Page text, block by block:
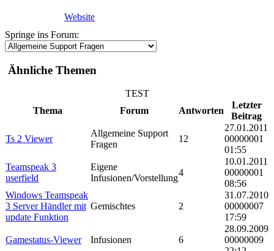
Website
Springe ins Forum:
Ähnliche Themen
TEST
Thema
Forum Antworten
Letzter
Beitrag
Ts 2 Viewer
Allgemeine Support
Fragen
12
27.01.2011
00000001
01:55
Teamspeak 3
userfield
Eigene
Infusionen/Vorstellung
4
10.01.2011
00000001
08:56
Windows Teamspeak
3 Server Händler mit
update Funktion
Gemischtes 2
31.07.2010
00000007
17:59
Gamestatus-Viewer Infusionen 6
28.09.2009
00000009